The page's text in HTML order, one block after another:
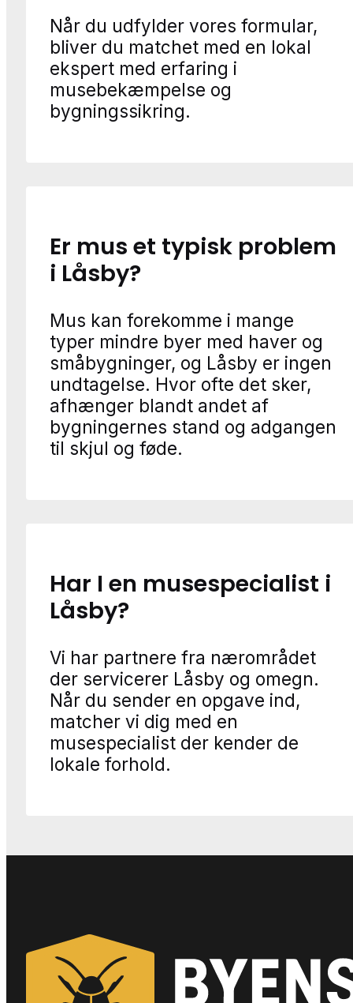
Når du udfylder vores formular,
bliver du matchet med en lokal
ekspert med erfaring i
musebekæmpelse og
bygningssikring.
Er mus et typisk problem
i Låsby?
Mus kan forekomme i mange
typer mindre byer med haver og
småbygninger, og Låsby er ingen
undtagelse. Hvor ofte det sker,
afhænger blandt andet af
bygningernes stand og adgangen
til skjul og føde.
Har I en musespecialist i
Låsby?
Vi har partnere fra nærområdet
der servicerer Låsby og omegn.
Når du sender en opgave ind,
matcher vi dig med en
musespecialist der kender de
lokale forhold.